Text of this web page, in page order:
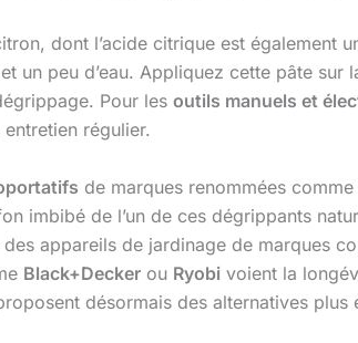
dont l’acide citrique est
un peu d’eau. Appliquez cette pâte
Pour les outils manuels et
régulier.
de marques renommées comme
imbibé de l’un de ces dégrippants
appareils de jardinage de marques
Black+Decker ou Ryobi voient la
désormais des alternatives